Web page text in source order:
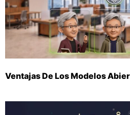
Ventajas De Los Modelos